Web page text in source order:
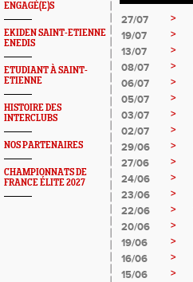
ENGAGÉ(E)S
EKIDEN SAINT-ETIENNE
ENEDIS
ETUDIANT À SAINT-
ETIENNE
HISTOIRE DES
INTERCLUBS
NOS PARTENAIRES
CHAMPIONNATS DE
FRANCE ÉLITE 2027
27/07 >
19/07
>
13/07
>
08/07
>
06/07
>
05/07
>
03/07
>
02/07
>
29/06
>
27/06
>
24/06
>
23/06
>
22/06
>
20/06
>
19/06
>
16/06
>
15/06
>